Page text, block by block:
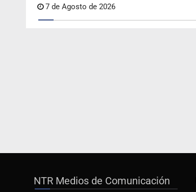
7 de Agosto de 2026
NTR Medios de Comunicación